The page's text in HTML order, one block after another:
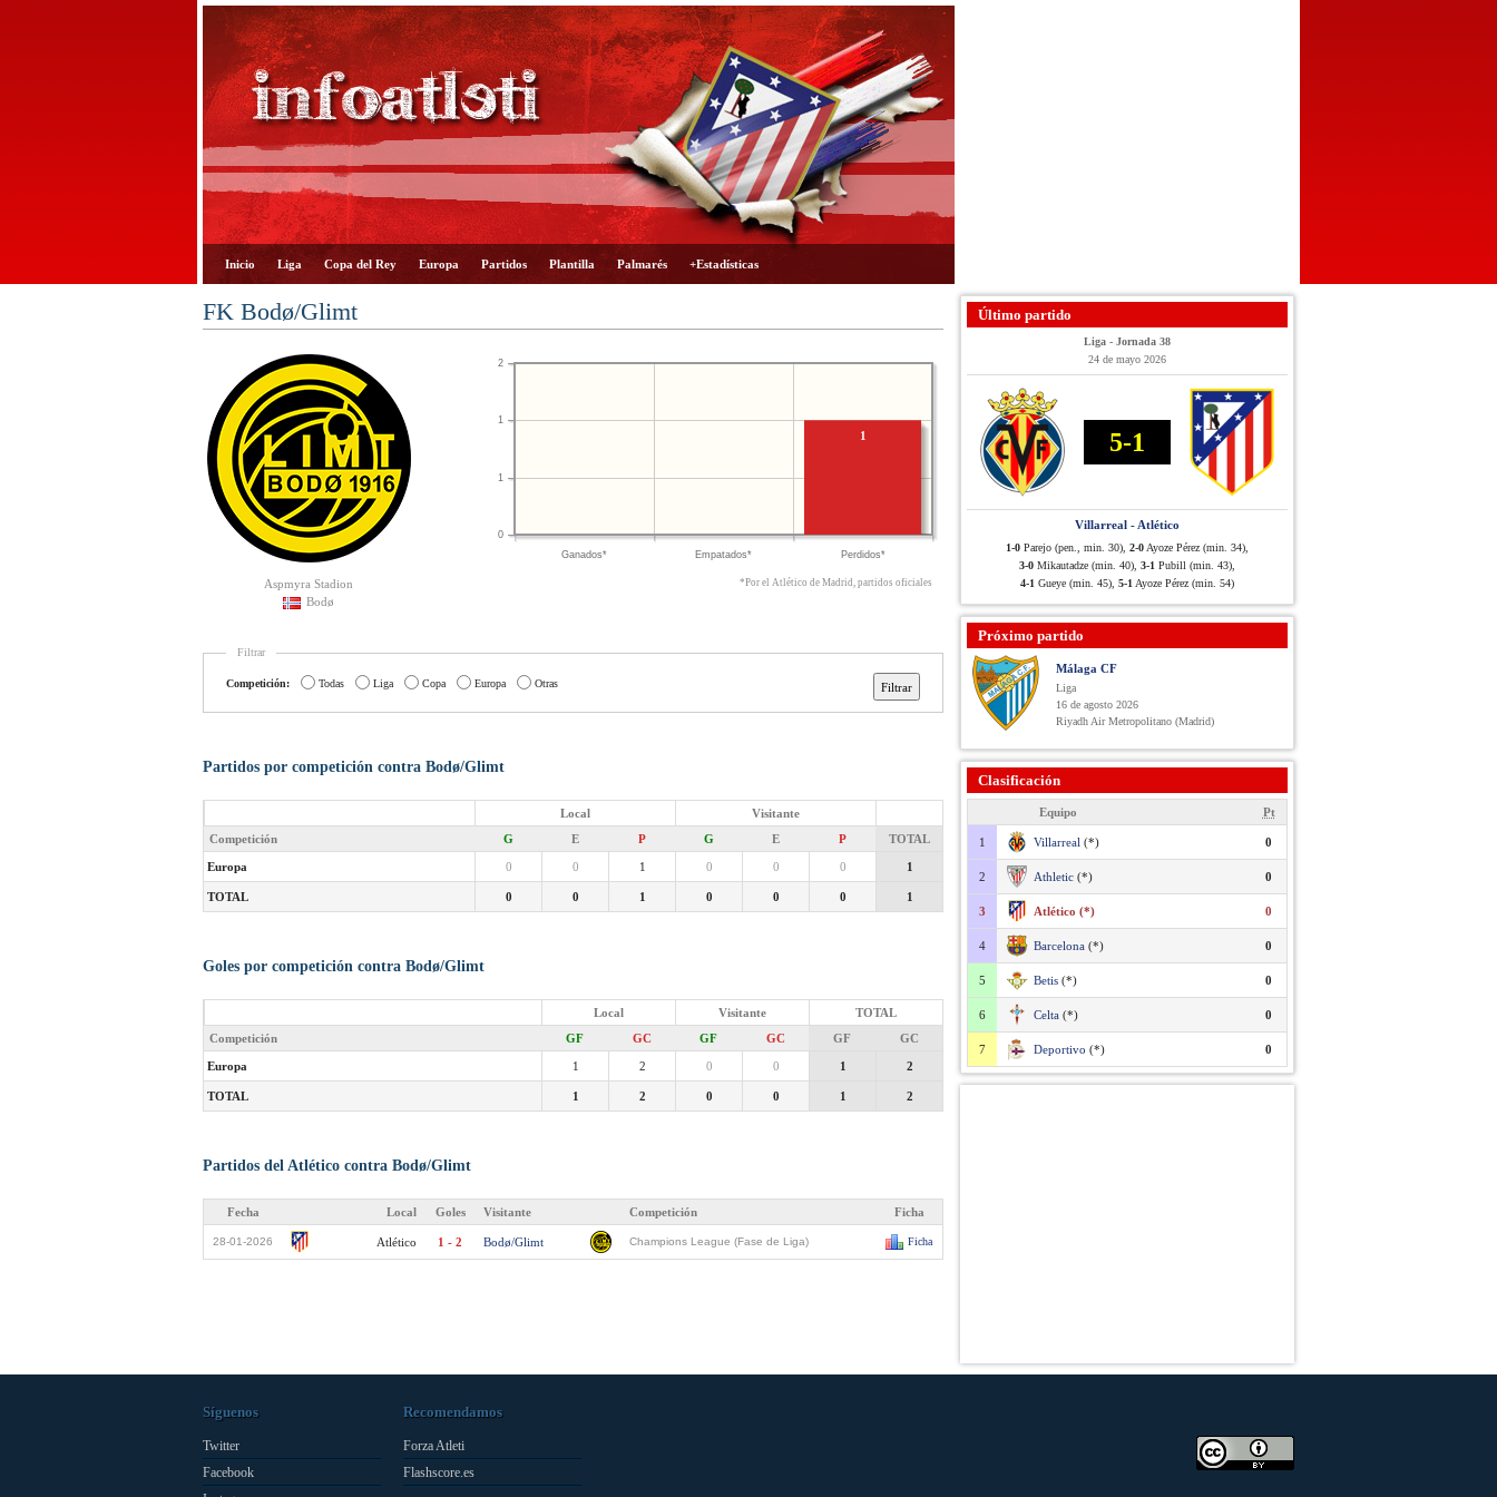
Inicio Liga Copa del Rey Europa Partidos Plantilla Palmarés +Estadísticas
FK Bodø/Glimt
Aspmyra Stadion
Bodø
Ganados* Empatados* Perdidos*
0
1
1
2
1
*Por el Atlético de Madrid, partidos oficiales
Filtrar
Competición: Todas Liga Copa Europa Otras
Partidos por competición contra Bodø/Glimt
Local
Visitante
Competición
G E P G E P TOTAL
Europa 0 0 1 0 0 0 1
TOTAL 0 0 1 0 0 0 1
Goles por competición contra Bodø/Glimt
Local Visitante
TOTAL
Competición
GF GC GF GC GF GC
Europa 1 2 0 0 1 2
TOTAL 1 2 0 0 1 2
Partidos del Atlético contra Bodø/Glimt
Fecha Local Goles Visitante Competición Ficha
28-01-2026 Atlético 1 - 2 Bodø/Glimt Champions League (Fase de Liga) Ficha
Último partido
Liga - Jornada 38
24 de mayo 2026
5-1
Villarreal - Atlético
1-0 Parejo (pen., min. 30), 2-0 Ayoze Pérez (min. 34),
3-0 Mikautadze (min. 40), 3-1 Pubill (min. 43),
4-1 Gueye (min. 45), 5-1 Ayoze Pérez (min. 54)
Próximo partido
Málaga CF
Liga
16 de agosto 2026
Riyadh Air Metropolitano (Madrid)
Clasificación
Equipo Pt
1 Villarreal (*) 0
2 Athletic (*) 0
3 Atlético (*) 0
4 Barcelona (*) 0
5 Betis (*) 0
6 Celta (*) 0
7 Deportivo (*) 0
Síguenos
Twitter
Facebook
Recomendamos
Forza Atleti
Flashscore.es